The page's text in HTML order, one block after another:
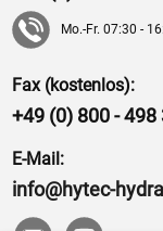
Mo.-Fr. 07:30 -
Fax (kostenlos):
+49 (0) 800 - 498
E-Mail:
info@hytec-